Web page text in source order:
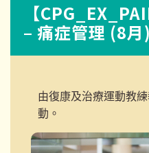
【
– 痛症管理 (8月)
由復康及治療運動教
動。